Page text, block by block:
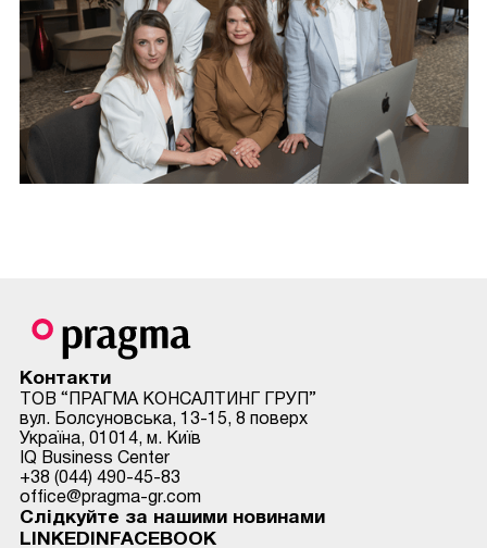
Контакти
ТОВ “ПРАГМА КОНСАЛТИНГ ГРУП”
вул. Болсуновська, 13-15, 8 поверх
Україна, 01014, м. Київ
IQ Busіness Center
+38 (044) 490-45-83
office@pragma-gr.com
Слідкуйте за нашими новинами
LINKEDIN FACEBOOK